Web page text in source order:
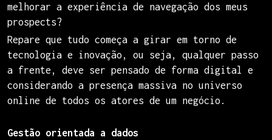
melhorar a experiência de navegação dos meus
prospects?
Repare que tudo começa a girar em torno de
tecnologia e inovação, ou seja, qualquer passo
a frente, deve ser pensado de forma digital e
considerando a presença massiva no universo
online de todos os atores de um negócio.
Gestão orientada a dados